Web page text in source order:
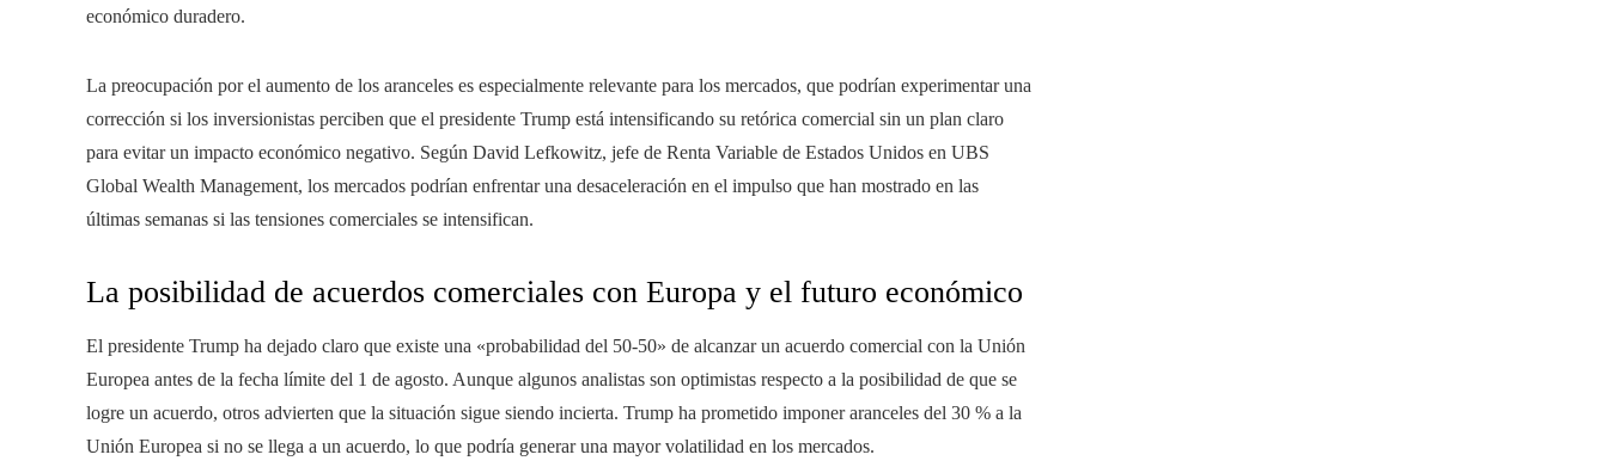
económico duradero.
La preocupación por el aumento de los aranceles es especialmente relevante para los mercados, que podrían experimentar una
corrección si los inversionistas perciben que el presidente Trump está intensificando su retórica comercial sin un plan claro
para evitar un impacto económico negativo. Según David Lefkowitz, jefe de Renta Variable de Estados Unidos en UBS
Global Wealth Management, los mercados podrían enfrentar una desaceleración en el impulso que han mostrado en las
últimas semanas si las tensiones comerciales se intensifican.
La posibilidad de acuerdos comerciales con Europa y el futuro económico
El presidente Trump ha dejado claro que existe una «probabilidad del 50-50» de alcanzar un acuerdo comercial con la Unión
Europea antes de la fecha límite del 1 de agosto. Aunque algunos analistas son optimistas respecto a la posibilidad de que se
logre un acuerdo, otros advierten que la situación sigue siendo incierta. Trump ha prometido imponer aranceles del 30 % a la
Unión Europea si no se llega a un acuerdo, lo que podría generar una mayor volatilidad en los mercados.